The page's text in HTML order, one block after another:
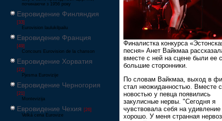
починаючи з 1956 року
Евровидение Финляндия
[33]
Eurovision laulukilpailu
Евровидение Франция
[49]
Concours Eurovision de la chanson
Евровидение Хорватия
[22]
Pjesma Eurovizije
Евровидение Черногория
[21]
Montevizija
Евровидение Чехия [26]
Velká cena Eurovize
Финалистка конкурса
песня» Анет Вайкмаа
вместе с ней на сцене были ее
большие сторонники.
По словам Вайкмаа, выход в
стал неожиданностью. Вместе
новостью у певца появились
закулисные нервы. "Сегодня я
чувствовала себя на удивление
хорошо. У меня странная